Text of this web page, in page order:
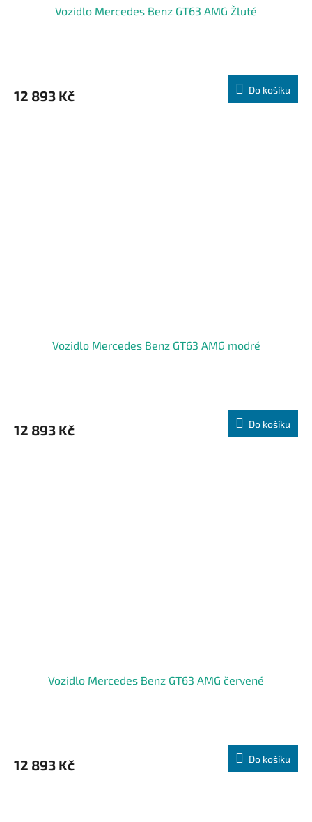
Vozidlo Mercedes Benz GT63 AMG Žluté
12 893 Kč Do košíku
Vozidlo Mercedes Benz GT63 AMG modré
12 893 Kč Do košíku
Vozidlo Mercedes Benz GT63 AMG červené
12 893 Kč Do košíku